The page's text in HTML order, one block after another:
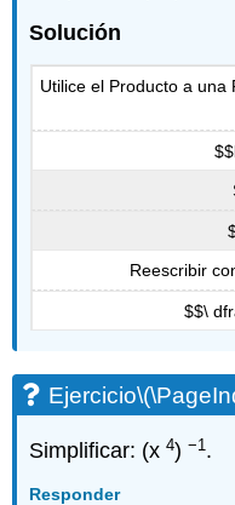
Solución
Utilice el Producto a una
Reescribir
$$\
Ejercicio
Simplificar: (x4)−1 .
Responder